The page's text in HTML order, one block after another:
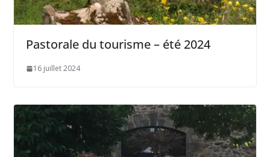
Pastorale du tourisme – été 2024
16 juillet 2024